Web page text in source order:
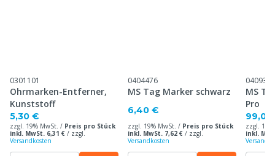
0301101
Ohrmarken-Entferner,
Kunststoff
5,30 €
zzgl. 19% MwSt. / Preis pro Stück
inkl. MwSt. 6,31 € / zzgl.
Versandkosten
0404476
MS Tag Marker schwarz
6,40 €
zzgl. 19% MwSt. / Preis pro Stück
inkl. MwSt. 7,62 € / zzgl.
Versandkosten
0409302
MS
Pro
zzgl.
inkl.